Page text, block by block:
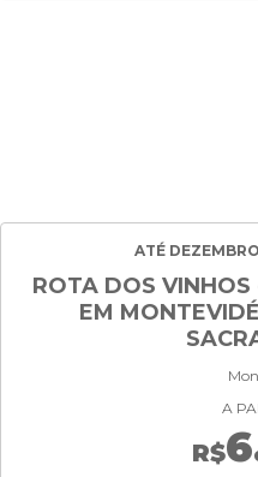
ATÉ
ROTA DOS
EM
A
R$